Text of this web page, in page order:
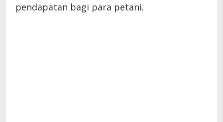
pendapatan bagi para petani.